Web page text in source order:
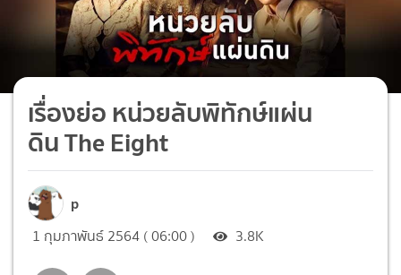
เรื่องย่อ หน่วยลับพิทักษ์แผ่น
ดิน The Eight
p
1 กุมภาพันธ์ 2564 ( 06:00 ) 3.8K